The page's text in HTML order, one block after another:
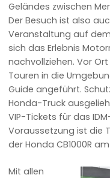
Geländes zwischen
Der Besuch ist also
Veranstaltung auf
sich das Erlebnis
nachvollziehen. Vor
Touren in die
Guide angeführt.
Honda-Truck
VIP-Tickets für das
Voraussetzung ist die
der Honda CB1000R
Mit allen